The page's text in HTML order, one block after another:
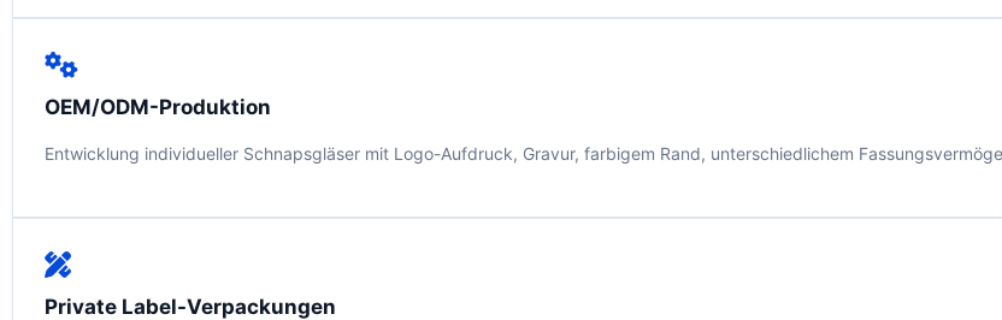
OEM/ODM-Produktion
Entwicklung individueller Schnapsgläser mit Logo-Aufdruck, Gravur, farbigem Rand, unterschiedlichem
Private Label-Verpackungen